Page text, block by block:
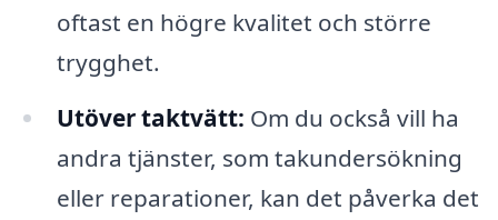
oftast en högre kvalitet och större
trygghet.
Utöver taktvätt: Om du också vill ha
andra tjänster, som takundersökning
eller reparationer, kan det påverka det